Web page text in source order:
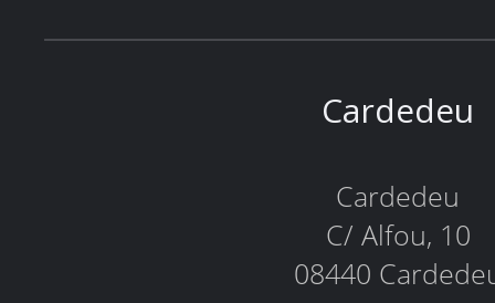
Cardedeu
Cardedeu
C/ Alfou, 10
08440